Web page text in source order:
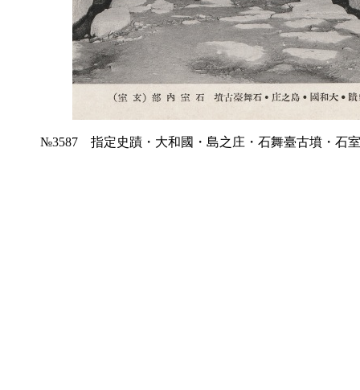
№3587 指定史蹟・大和國・島之庄・石舞臺古墳・石